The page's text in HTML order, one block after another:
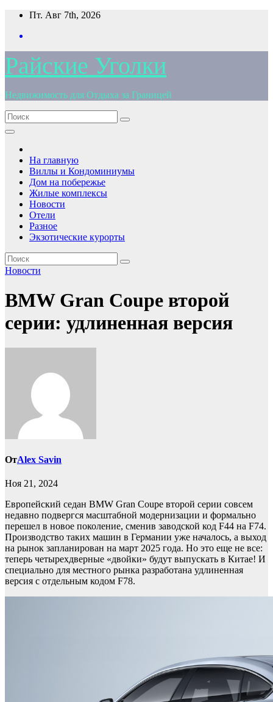
Перейти
содержимому
Пт. Авг 7th, 2026
Райские Уголки
Недвижимость для Отдыха за Границей
На главную
Виллы и Кондоминиумы
Дом на побережье
Жилые комплексы
Новости
Отели
Разное
Экзотические курорты
Новости
BMW Gran Coupe второй
серии: удлиненная версия
ОтAlex Savin
Ноя 21, 2024
Европейский седан BMW Gran Coupe второй серии совсем
недавно подвергся масштабной модернизации и формально
перешел в новое поколение, сменив заводской код F44 на F74.
Производство таких машин в Германии уже началось, а выход
на рынок запланирован на март 2025 года. Но это еще не все:
теперь четырехдверные «двойки» будут выпускать в Китае! И
специально для местного рынка разработана удлиненная
версия с отдельным кодом F78.